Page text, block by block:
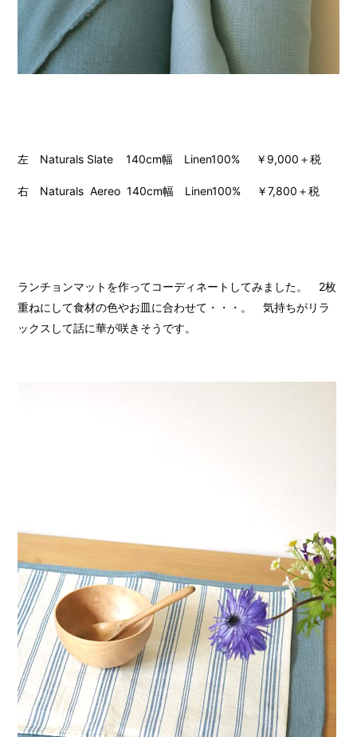
左 Naturals Slate 140cm幅 Linen100% ￥9,000＋税
右 Naturals Aereo 140cm幅 Linen100% ￥7,800＋税
ランチョンマットを作ってコーディネートしてみました。 2枚
重ねにして食材の色やお皿に合わせて・・・。 気持ちがリラ
ックスして話に華が咲きそうです。